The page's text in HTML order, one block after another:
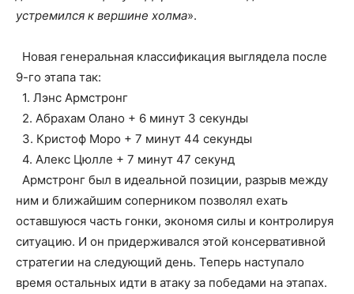
устремился к вершине холма».
Новая генеральная классификация выглядела после
9-го этапа так:
1. Лэнс Армстронг
2. Абрахам Олано + 6 минут 3 секунды
3. Кристоф Моро + 7 минут 44 секунды
4. Алекс Цюлле + 7 минут 47 секунд
Армстронг был в идеальной позиции, разрыв между
ним и ближайшим соперником позволял ехать
оставшуюся часть гонки, экономя силы и контролируя
ситуацию. И он придерживался этой консервативной
стратегии на следующий день. Теперь наступало
время остальных идти в атаку за победами на этапах.